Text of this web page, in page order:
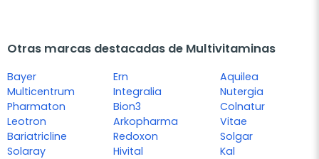
Otras marcas destacadas de Multivitaminas
Bayer
Multicentrum
Pharmaton
Leotron
Bariatricline
Solaray
Ern
Integralia
Bion3
Arkopharma
Redoxon
Hivital
Aquilea
Nutergia
Colnatur
Vitae
Solgar
Kal